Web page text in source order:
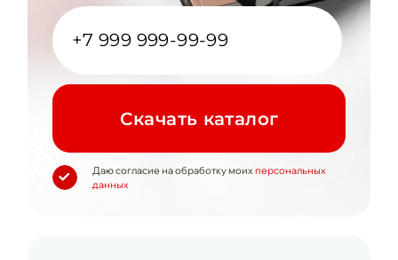
Cкачать каталог
Даю согласие на обработку моих персональных
данных